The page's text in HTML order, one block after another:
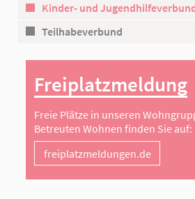
Kinder- und
Teilhabeverbund
Freiplatzmeldung
Freie Plätze in unseren
Betreuten Wohnen finden Sie auf:
freiplatzmeldungen.de